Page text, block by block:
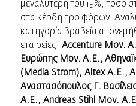
μεγαλύτερη του 15%, τόσο
στα κέρδη προ φόρων.
κατηγορία βραβεία
εταιρείες: AccentureΜον.
Ευρώπης Μον. Α.Ε.,
( Media Strom), AltexΑ.Ε.,
Αναστασόπουλος Γ.
Α.Ε., Andreas Stihl Μον. A. E